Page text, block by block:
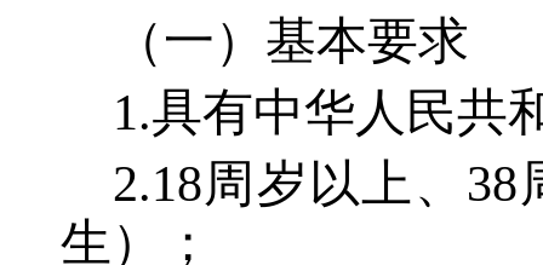
（一）基本要求
1.具有中华人民共
2.18周岁以上、38
生）；